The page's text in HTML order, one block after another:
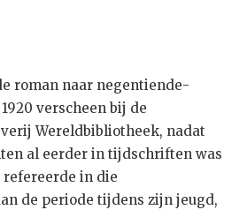
roman naar negentiende-
verscheen bij de
Wereldbibliotheek, nadat
al eerder in tijdschriften was
refereerde in die
de periode tijdens zijn jeugd,